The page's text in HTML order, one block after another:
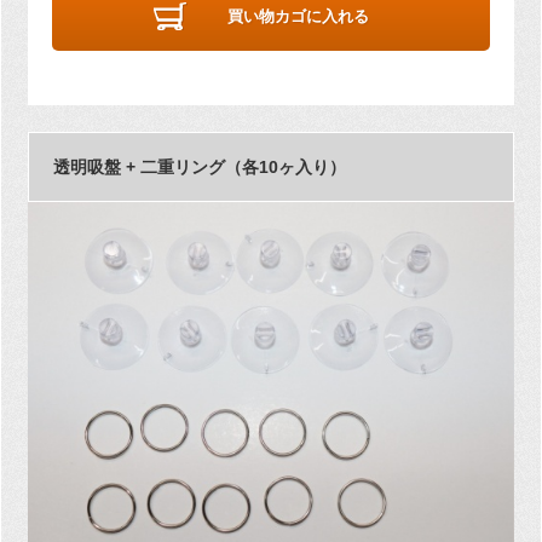
買い物カゴに入れる
透明吸盤 + 二重リング（各10ヶ入り）